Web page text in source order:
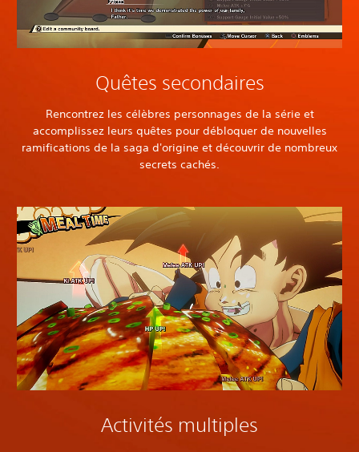
Quêtes secondaires
Rencontrez les célèbres personnages de la série et
accomplissez leurs quêtes pour débloquer de nouvelles
ramifications de la saga d'origine et découvrir de nombreux
secrets cachés.
Activités multiples